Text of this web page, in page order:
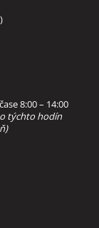
8:00 – 14:00
týchto hodín